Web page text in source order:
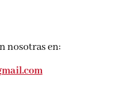
nosotras en: